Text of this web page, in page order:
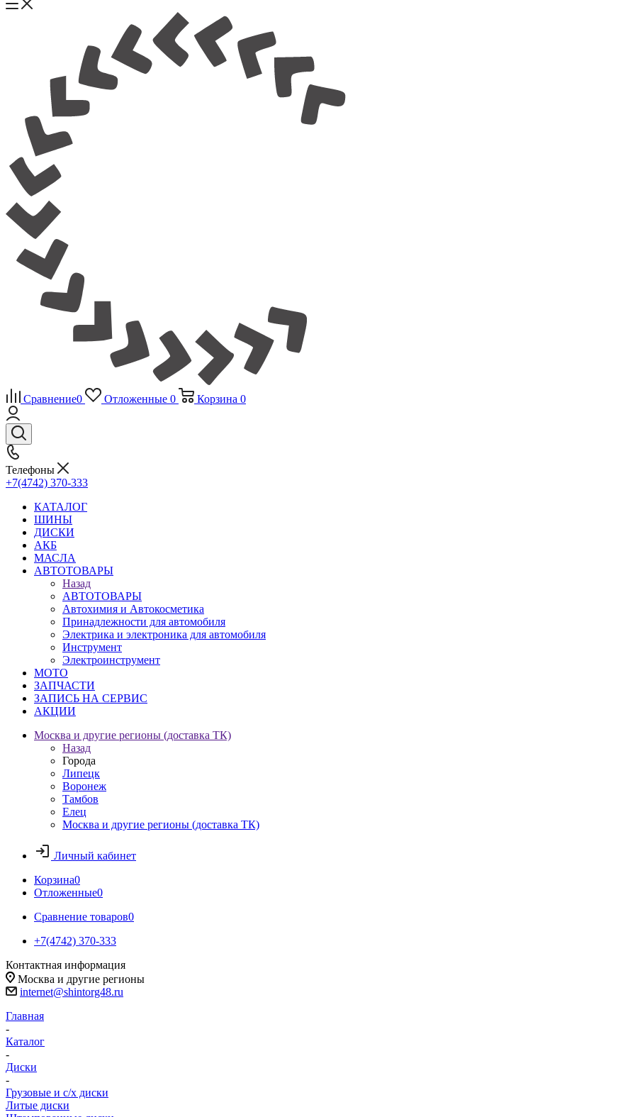
Сравнение0 Отложенные 0 Корзина 0
Телефоны
+7(4742) 370-333
КАТАЛОГ
ШИНЫ
ДИСКИ
АКБ
МАСЛА
АВТОТОВАРЫ
Назад
АВТОТОВАРЫ
Автохимия и Автокосметика
Принадлежности для автомобиля
Электрика и электроника для автомобиля
Инструмент
Электроинструмент
МОТО
ЗАПЧАСТИ
ЗАПИСЬ НА СЕРВИС
АКЦИИ
Москва и другие регионы (доставка ТК)
Назад
Города
Липецк
Воронеж
Тамбов
Елец
Москва и другие регионы (доставка ТК)
Личный кабинет
Корзина0
Отложенные0
Сравнение товаров0
+7(4742) 370-333
Контактная информация
Москва и другие регионы
internet@shintorg48.ru
Главная
-
Каталог
-
Диски
-
Грузовые и с/х диски
Литые диски